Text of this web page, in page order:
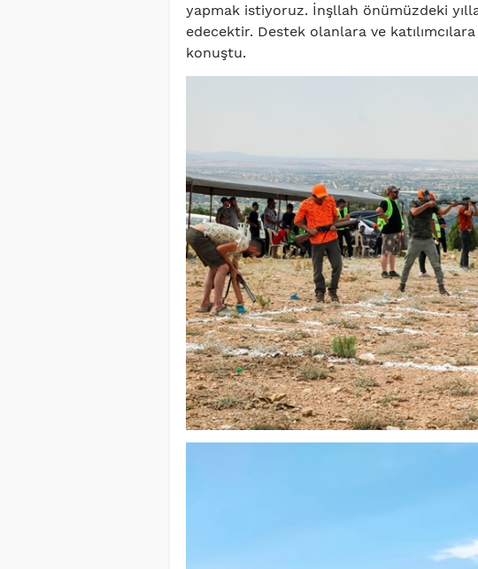
yapmak istiyoruz. İnşllah önümüzdeki
edecektir. Destek olanlara ve
konuştu.